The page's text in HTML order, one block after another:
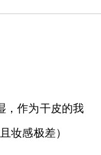
，作为干皮的我
妆感极差）